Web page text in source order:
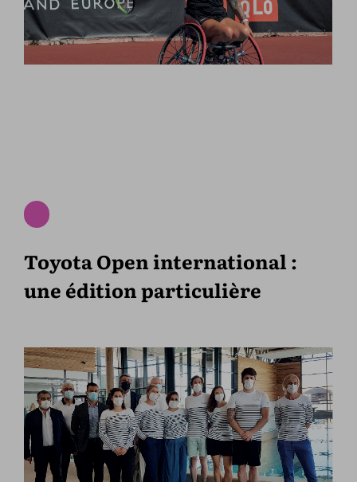
Toyota Open international :
une édition particulière